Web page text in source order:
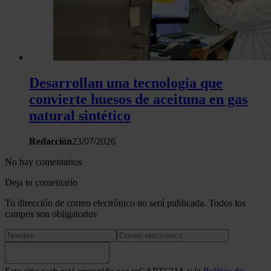
Desarrollan una tecnología que
convierte huesos de aceituna en gas
natural sintético
Redacción23/07/2026
No hay comentarios
Deja tu comentario
Tu dirección de correo electrónico no será publicada. Todos los
campos son obligatorios